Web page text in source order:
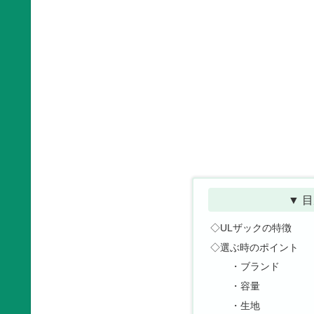
▼
◇ULザックの特徴
◇選ぶ時のポイント
・ブランド
・容量
・生地